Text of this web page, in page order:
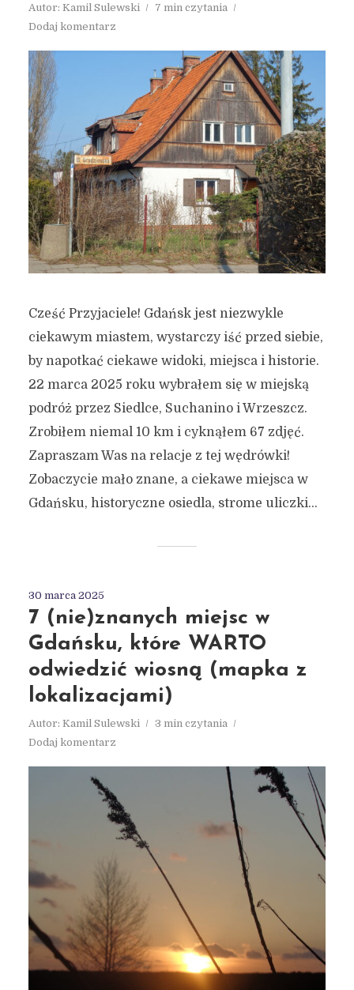
Autor: Kamil Sulewski
7 min czytania
Dodaj komentarz
Cześć Przyjaciele! Gdańsk jest niezwykle
ciekawym miastem, wystarczy iść przed siebie,
by napotkać ciekawe widoki, miejsca i historie.
22 marca 2025 roku wybrałem się w miejską
podróż przez Siedlce, Suchanino i Wrzeszcz.
Zrobiłem niemal 10 km i cyknąłem 67 zdjęć.
Zapraszam Was na relacje z tej wędrówki!
Zobaczycie mało znane, a ciekawe miejsca w
Gdańsku, historyczne osiedla, strome uliczki...
30 marca 2025
7 (nie)znanych miejsc w
Gdańsku, które WARTO
odwiedzić wiosną (mapka z
lokalizacjami)
Autor: Kamil Sulewski
3 min czytania
Dodaj komentarz